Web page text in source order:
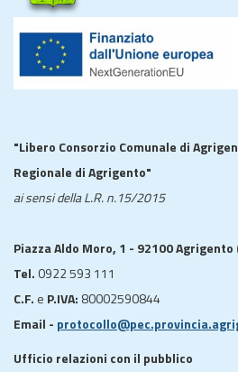
"Libero Consorzio Comunale di
Regionale di Agrigento"
ai sensi della L.R. n.15/2015
Piazza Aldo Moro, 1 - 92100 Agrigento
Tel. 0922 593 111
C.F. e P.IVA: 80002590844
Email -
Ufficio relazioni con il pubblico